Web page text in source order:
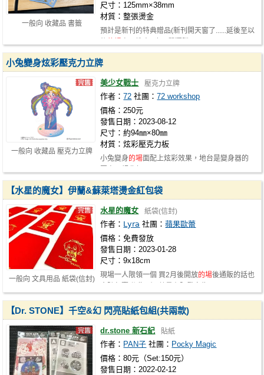
一般向 收藏品 書籤
尺寸：125mm×38mm
材質：整張燙金
預計是新刊的特典贈品(新刊開天窗了......延後至以
一般向 收藏品 壓克力立牌
小兔變身炫彩壓克力立牌
美少女戰士 壓克力立牌
作者：72 社團：72 workshop
價格：250元
發售日期：2023-08-12
尺寸：約94㎜×80㎜
材質：炫彩壓克力板
小兔變身的場面配上炫彩效果，地台是變身器的
一般向 文具用品 紙袋(信封)
【水星的魔女】伊蘭&蘇萊塔燙金紅包袋
水星的魔女 紙袋(信封)
作者： 𝖫𝗒𝗋𝖺 社團：蘋果歐蕾
價格：免費發放
發售日期：2023-01-28
尺寸：9x18cm
現場一人限領一個 買2月後開放的場後通販的話也
【Dr. STONE】千空&幻 閃亮貼紙包組(共兩款)
dr.stone 新石紀 貼紙
作者： PAN子 社團： Pocky Magic
價格：80元（Set:150元）
發售日期：2022-02-12